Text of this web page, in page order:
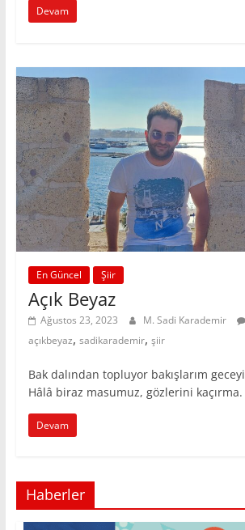
Devam
En Güncel Şiir
Açık Beyaz
Ağustos 23, 2023 M. Sadi Karademir
açıkbeyaz, sadikarademir, şiir
Bak dalından topluyor bakışlarım geceyi
Hâlâ biraz masumuz, gözlerini kaçırma.
Devam
Haberler